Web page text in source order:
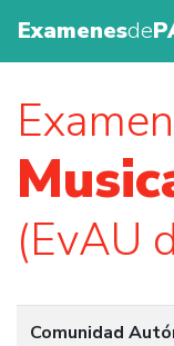
Examenesde
(EvAU
Comunidad